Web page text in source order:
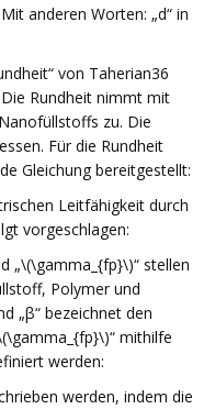
anderen Worten: „d“ in
von Taherian36
Rundheit nimmt mit
zu. Die
Für die Rundheit
Gleichung bereitgestellt:
Leitfähigkeit durch
vorgeschlagen:
„\(\gamma_{fp}\)“ stellen
Polymer und
„β“ bezeichnet den
mithilfe
werden:
werden, indem die